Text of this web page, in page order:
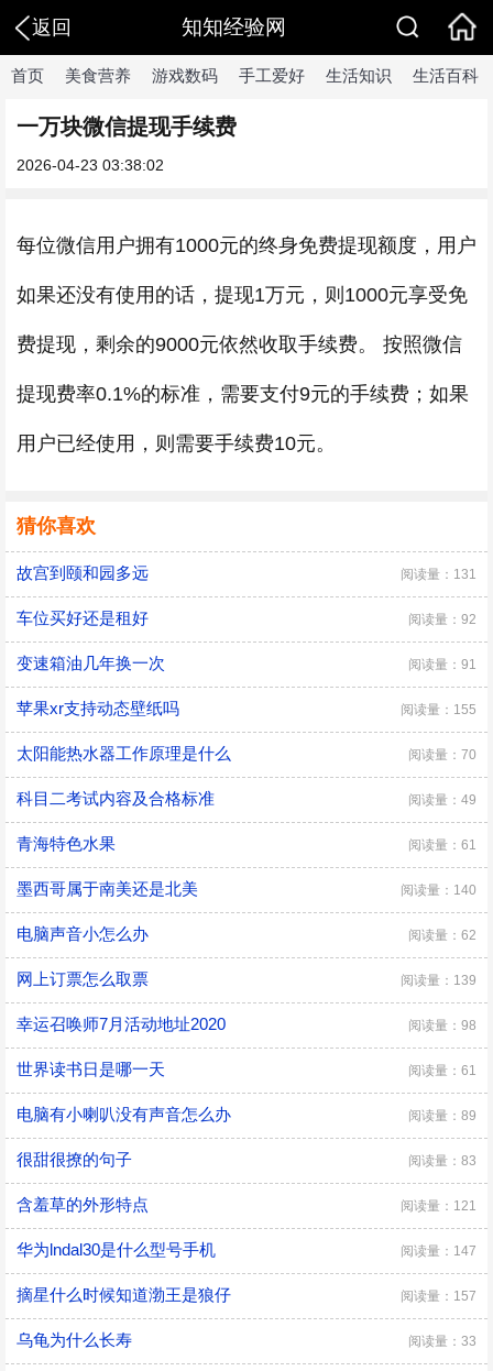
返回 知知经验网
首页 美食营养 游戏数码 手工爱好 生活知识 生活百科
一万块微信提现手续费
2026-04-23 03:38:02
每位微信用户拥有1000元的终身免费提现额度，用户
如果还没有使用的话，提现1万元，则1000元享受免
费提现，剩余的9000元依然收取手续费。 按照微信
提现费率0.1%的标准，需要支付9元的手续费；如果
用户已经使用，则需要手续费10元。
猜你喜欢
故宫到颐和园多远 阅读量：131
车位买好还是租好 阅读量：92
变速箱油几年换一次 阅读量：91
苹果xr支持动态壁纸吗 阅读量：155
太阳能热水器工作原理是什么 阅读量：70
科目二考试内容及合格标准 阅读量：49
青海特色水果 阅读量：61
墨西哥属于南美还是北美 阅读量：140
电脑声音小怎么办 阅读量：62
网上订票怎么取票 阅读量：139
幸运召唤师7月活动地址2020 阅读量：98
世界读书日是哪一天 阅读量：61
电脑有小喇叭没有声音怎么办 阅读量：89
很甜很撩的句子 阅读量：83
含羞草的外形特点 阅读量：121
华为lndal30是什么型号手机 阅读量：147
摘星什么时候知道渤王是狼仔 阅读量：157
乌龟为什么长寿 阅读量：33